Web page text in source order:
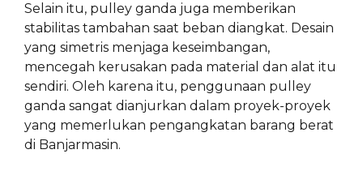
Selain itu, pulley ganda juga memberikan
stabilitas tambahan saat beban diangkat. Desain
yang simetris menjaga keseimbangan,
mencegah kerusakan pada material dan alat itu
sendiri. Oleh karena itu, penggunaan pulley
ganda sangat dianjurkan dalam proyek-proyek
yang memerlukan pengangkatan barang berat
di Banjarmasin.